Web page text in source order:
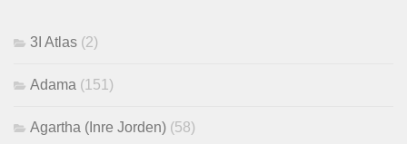
3I Atlas (2)
Adama (151)
Agartha (Inre Jorden) (58)